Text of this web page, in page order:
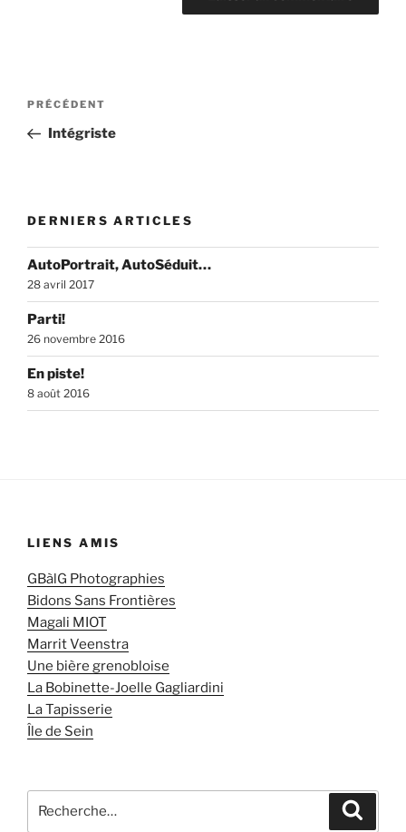
Navigation
l’article
Article
précédent
PRÉCÉDENT
Intégriste
DERNIERS ARTICLES
AutoPortrait, AutoSéduit…
28 avril 2017
Parti!
26 novembre 2016
En piste!
8 août 2016
LIENS AMIS
GBàlG Photographies
Bidons Sans Frontières
Magali MIOT
Marrit Veenstra
Une bière grenobloise
La Bobinette-Joelle Gagliardini
La Tapisserie
Île de Sein
pour